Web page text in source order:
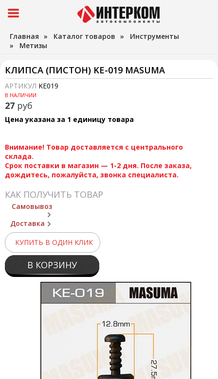
Главная » Каталог товаров » Инструменты
» Метизы
КЛИПСА (ПИСТОН) KE-019 MASUMA
АРТИКУЛ KE019
В НАЛИЧИИ
27 руб
Цена указана за 1 единицу товара
Внимание! Товар доставляется с центрального
склада.
Срок поставки в магазин — 1-2 дня. После заказа,
дождитесь, пожалуйста, звонка специалиста.
КАК ПОЛУЧИТЬ ТОВАР
Самовывоз
Доставка
КУПИТЬ В ОДИН КЛИК
В КОРЗИНУ